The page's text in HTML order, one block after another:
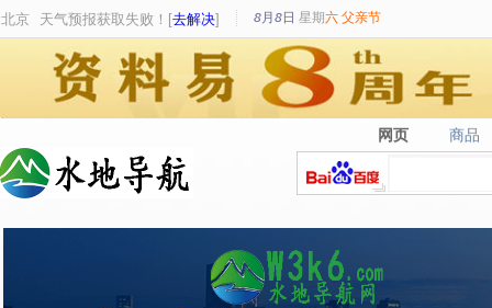
北京 天气预报获取失败！[去解决] 8月8日 星期六 父亲节
网页
网页 商品
商品